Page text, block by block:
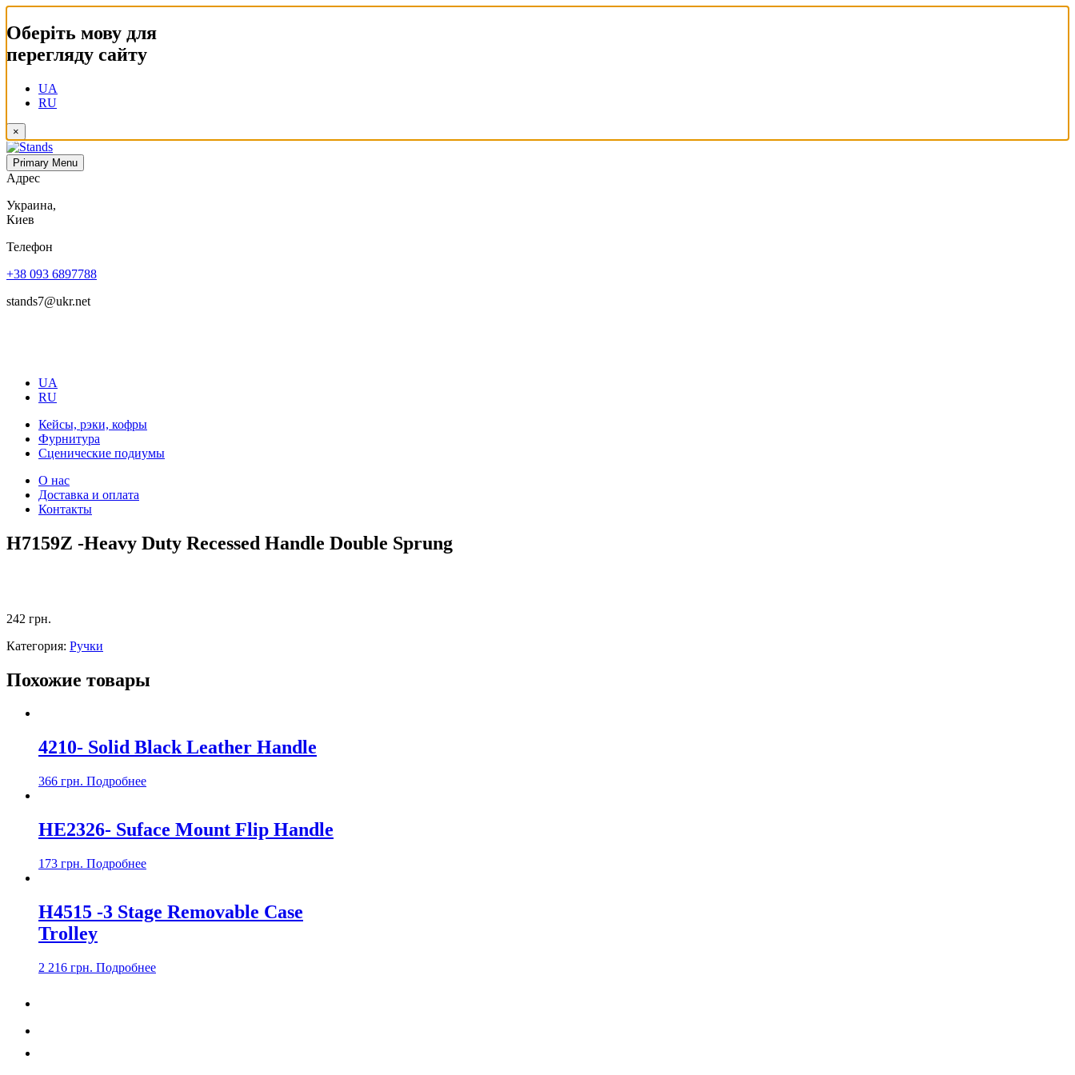
Оберіть мову для
перегляду сайту
UA
RU
×
Primary Menu
Адрес
Украина,
Киев
Телефон
+38 093 6897788
stands7@ukr.net
UA
RU
Кейсы, рэки, кофры
Фурнитура
Сценические подиумы
О нас
Доставка и оплата
Контакты
H7159Z -Heavy Duty Recessed Handle Double Sprung
242 грн.
Категория: Ручки
Похожие товары
4210- Solid Black Leather Handle
366 грн. Подробнеe
НE2326- Suface Mount Flip Handle
173 грн. Подробнеe
H4515 -3 Stage Removable Case
Trolley
2 216 грн. Подробнеe